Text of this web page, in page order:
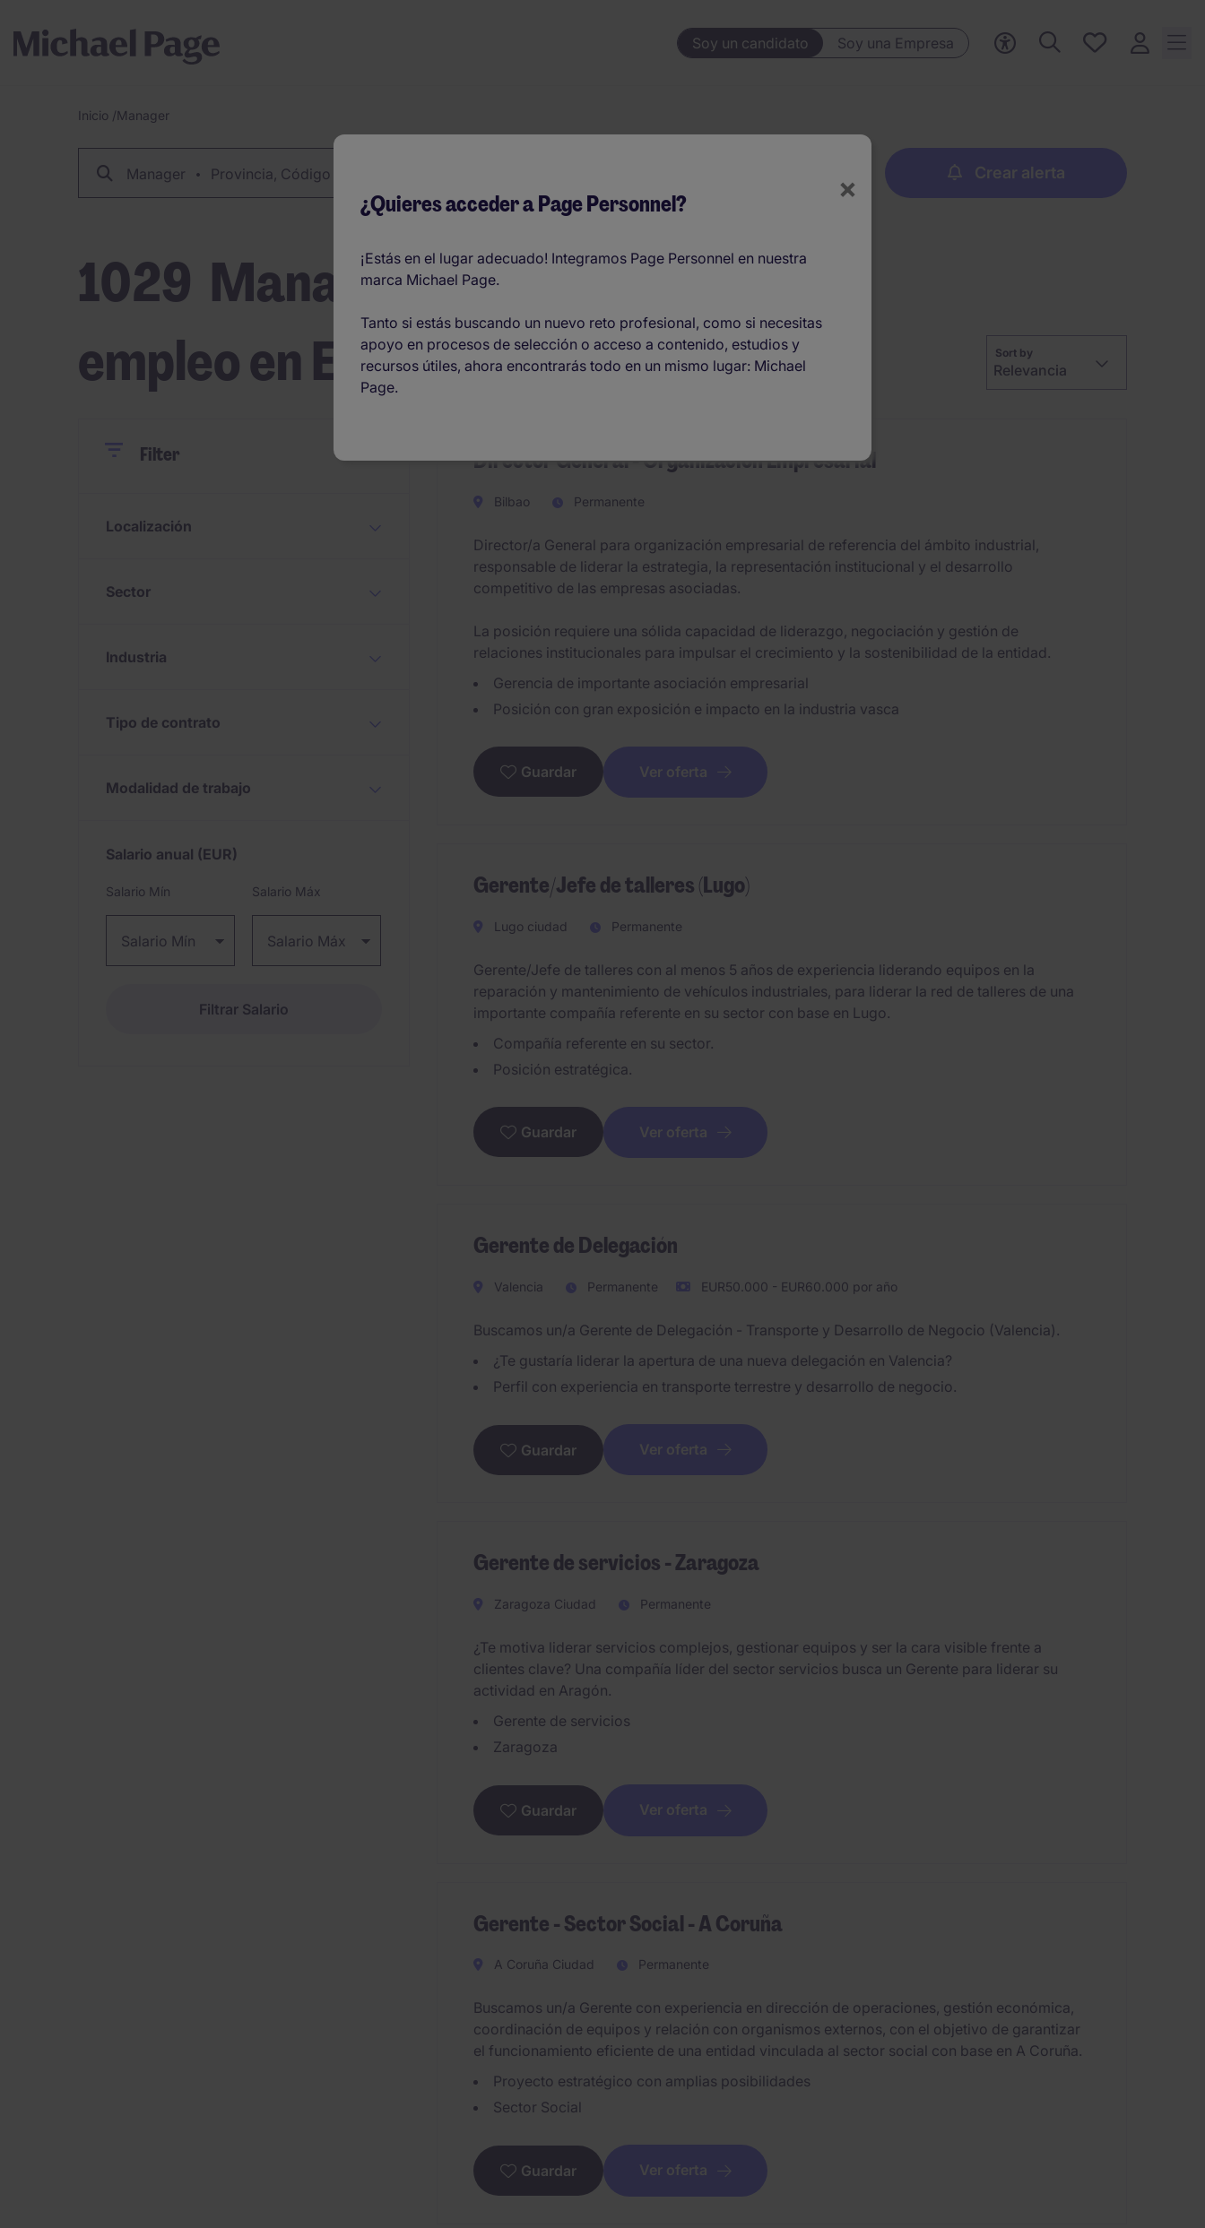
Soy un candidato Soy una Empresa
Ofertas
Breadcrumb
Inicio /Manager
Manager Provincia, Código Postal O Ciudad Crear alerta
1029 Manager ofertas de
empleo en España
Sort by
Relevancia
CloseFilter
Localización
Sector
Industria
Tipo de contrato
Modalidad de trabajo
Salario anual (EUR)
Salario Mín Salario Máx
Director General - Organización Empresarial
Bilbao Permanente
Director/a General para organización empresarial de referencia del ámbito industrial,
responsable de liderar la estrategia, la representación institucional y el desarrollo
competitivo de las empresas asociadas.
La posición requiere una sólida capacidad de liderazgo, negociación y gestión de
relaciones institucionales para impulsar el crecimiento y la sostenibilidad de la entidad.
Gerencia de importante asociación empresarial
Posición con gran exposición e impacto en la industria vasca
Guardar Ver oferta
Gerente/Jefe de talleres (Lugo)
Lugo ciudad Permanente
Gerente/Jefe de talleres con al menos 5 años de experiencia liderando equipos en la
reparación y mantenimiento de vehículos industriales, para liderar la red de talleres de una
importante compañía referente en su sector con base en Lugo.
Compañía referente en su sector.
Posición estratégica.
Guardar Ver oferta
Gerente de Delegación
Valencia Permanente EUR50.000 - EUR60.000 por año
Buscamos un/a Gerente de Delegación - Transporte y Desarrollo de Negocio (Valencia).
¿Te gustaría liderar la apertura de una nueva delegación en Valencia?
Perfil con experiencia en transporte terrestre y desarrollo de negocio.
Guardar Ver oferta
Gerente de servicios - Zaragoza
Zaragoza Ciudad Permanente
¿Te motiva liderar servicios complejos, gestionar equipos y ser la cara visible frente a
clientes clave? Una compañía líder del sector servicios busca un Gerente para liderar su
actividad en Aragón.
Gerente de servicios
Zaragoza
Guardar Ver oferta
Gerente - Sector Social - A Coruña
A Coruña Ciudad Permanente
Buscamos un/a Gerente con experiencia en dirección de operaciones, gestión económica,
coordinación de equipos y relación con organismos externos, con el objetivo de garantizar
el funcionamiento eficiente de una entidad vinculada al sector social con base en A Coruña.
Proyecto estratégico con amplias posibilidades
Sector Social
Guardar Ver oferta
×
¿Quieres acceder a Page Personnel?
¡Estás en el lugar adecuado! Integramos Page Personnel en nuestra
marca Michael Page.
Tanto si estás buscando un nuevo reto profesional, como si necesitas
apoyo en procesos de selección o acceso a contenido, estudios y
recursos útiles, ahora encontrarás todo en un mismo lugar: Michael
Page.